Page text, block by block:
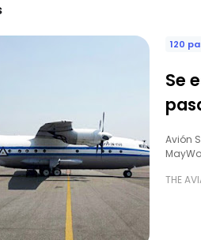
120
Se
Avión
THE